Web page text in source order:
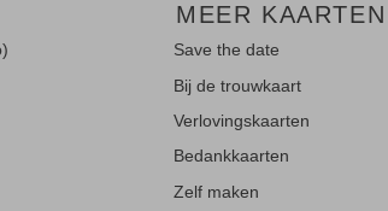
MEER KAARTEN
Save the date
Bij de trouwkaart
Verlovingskaarten
Bedankkaarten
Zelf maken